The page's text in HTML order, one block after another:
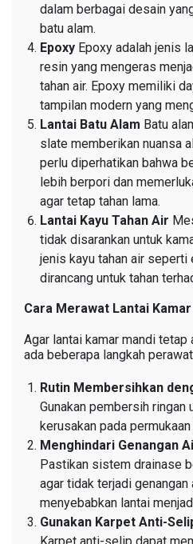
dalam berbagai desain
batu alam.
Epoxy Epoxy adalah jenis
resin yang mengeras
tahan air. Epoxy memiliki
tampilan modern yang
Lantai Batu Alam Batu
slate memberikan nuansa
perlu diperhatikan bahwa
lebih berpori dan
agar tetap tahan lama.
Lantai Kayu Tahan Air
tidak disarankan untuk
jenis kayu tahan air
dirancang untuk tahan
Cara Merawat Lantai
Agar lantai kamar mandi
ada beberapa langkah
Rutin Membersihkan
Gunakan pembersih ringan
kerusakan pada permukaan
Menghindari Genangan
Pastikan sistem drainase
agar tidak terjadi genangan
menyebabkan lantai
Gunakan Karpet Anti-